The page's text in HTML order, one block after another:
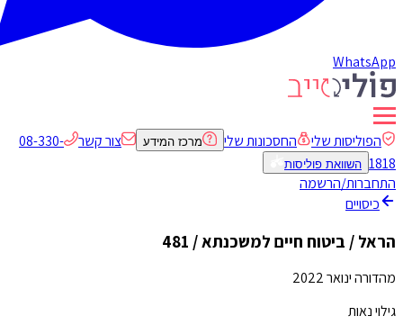
WhatsApp
הפוליסות שלי החסכונות שלי מרכז המידע צור קשר
08-330-
1818
השוואת פוליסות
התחברות/הרשמה
כיסויים
הראל / ביטוח חיים למשכנתא / 481
מהדורה ינואר 2022
גילוי נאות